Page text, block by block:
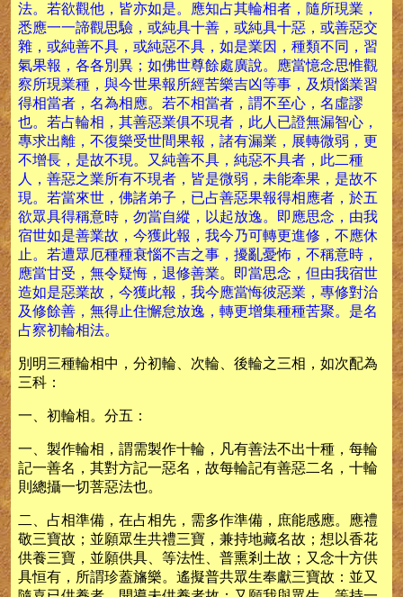
法。若欲觀他，皆亦如是。應知占其輪相者，隨所現業，
悉應一一諦觀思驗，或純具十善，或純具十惡，或善惡交
雜，或純善不具，或純惡不具，如是業因，種類不同，習
氣果報，各各別異；如佛世尊餘處廣說。應當憶念思惟觀
察所現業種，與今世果報所經苦樂吉凶等事，及煩惱業習
得相當者，名為相應。若不相當者，謂不至心，名虛謬
也。若占輪相，其善惡業俱不現者，此人已證無漏智心，
專求出離，不復樂受世間果報，諸有漏業，展轉微弱，更
不增長，是故不現。又純善不具，純惡不具者，此二種
人，善惡之業所有不現者，皆是微弱，未能牽果，是故不
現。若當來世，佛諸弟子，已占善惡果報得相應者，於五
欲眾具得稱意時，勿當自縱，以起放逸。即應思念，由我
宿世如是善業故，今獲此報，我今乃可轉更進修，不應休
止。若遭眾厄種種衰惱不吉之事，擾亂憂怖，不稱意時，
應當甘受，無令疑悔，退修善業。即當思念，但由我宿世
造如是惡業故，今獲此報，我今應當悔彼惡業，專修對治
及修餘善，無得止住懈怠放逸，轉更增集種種苦聚。是名
占察初輪相法。
別明三種輪相中，分初輪、次輪、後輪之三相，如次配為
三科：
一、初輪相。分五：
一、製作輪相，謂需製作十輪，凡有善法不出十種，每輪
記一善名，其對方記一惡名，故每輪記有善惡二名，十輪
則總攝一切菩惡法也。
二、占相準備，在占相先，需多作準備，庶能感應。應禮
敬三寶故；並願眾生共禮三寶，兼持地藏名故；想以香花
供養三寶，並願供具、等法性、普熏剎土故；又念十方供
具恒有，所謂珍蓋旛樂。遙擬普共眾生奉獻三寶故：並又